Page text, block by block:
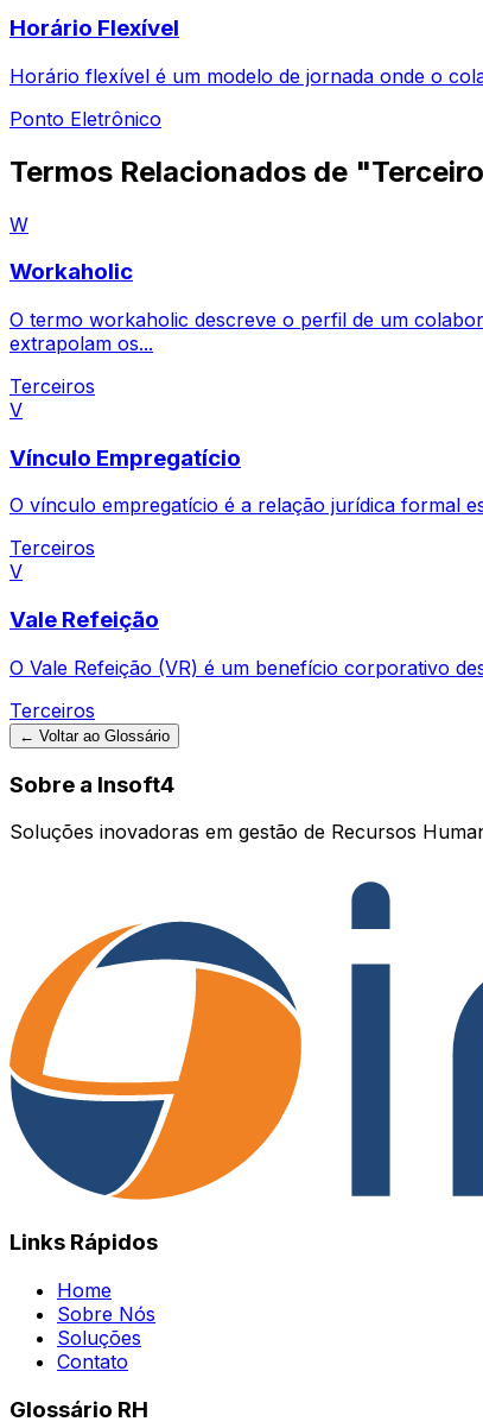
Horário Flexível
Horário flexível é um modelo de jornada onde o
Ponto Eletrônico
Termos Relacionados de
W
Workaholic
O termo workaholic descreve o perfil de um
extrapolam os...
Terceiros
V
Vínculo Empregatício
O vínculo empregatício é a relação jurídica formal
Terceiros
V
Vale Refeição
O Vale Refeição (VR) é um benefício corporativo
Terceiros
← Voltar ao Glossário
Sobre a Insoft4
Soluções inovadoras em gestão de Recursos
Links Rápidos
Home
Sobre Nós
Soluções
Contato
Glossário RH